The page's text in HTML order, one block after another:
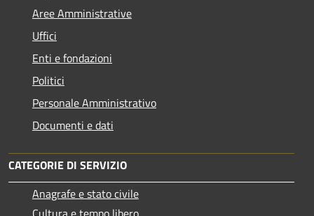
Aree Amministrative
Uffici
Enti e fondazioni
Politici
Personale Amministrativo
Documenti e dati
CATEGORIE DI SERVIZIO
Anagrafe e stato civile